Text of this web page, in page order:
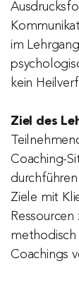
im
kein
Ziel des
Coaching-
Ziele mit
methodisch
Coachings